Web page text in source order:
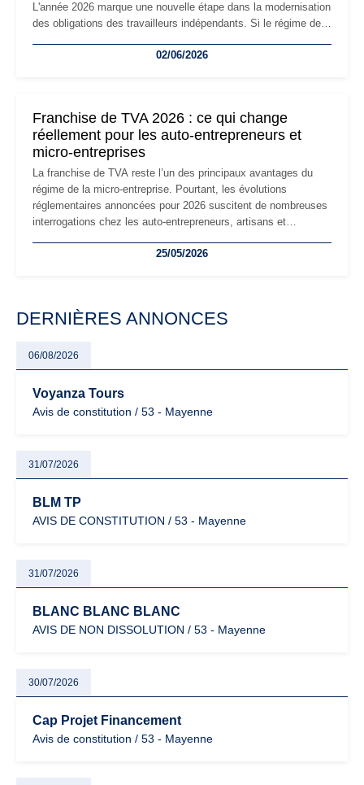
L'année 2026 marque une nouvelle étape dans la modernisation
des obligations des travailleurs indépendants. Si le régime de
les auto-entrepreneurs devront s'adapter à un environnement
02/06/2026
Franchise de TVA 2026 : ce qui change
réellement pour les auto-entrepreneurs et
micro-entreprises
La franchise de TVA reste l’un des principaux avantages du
régime de la micro-entreprise. Pourtant, les évolutions
réglementaires annoncées pour 2026 suscitent de nombreuses
interrogations chez les auto-entrepreneurs, artisans et
facturation ou risque de bascule vers la TVA : les règles
25/05/2026
DERNIÈRES ANNONCES
06/08/2026
Voyanza Tours
Avis de constitution / 53 - Mayenne
31/07/2026
BLM TP
AVIS DE CONSTITUTION / 53 - Mayenne
31/07/2026
BLANC BLANC BLANC
AVIS DE NON DISSOLUTION / 53 - Mayenne
30/07/2026
Cap Projet Financement
Avis de constitution / 53 - Mayenne